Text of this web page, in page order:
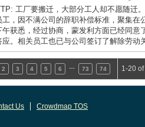
工厂要搬迁，大部分工人却不愿随迁
工，因不满公司的辞职补偿标准，聚集在
获悉，经过协商，蒙发利方面已经同意
应。相关员工也已与公司签订了解除劳动
2 3 4 5 6 73 74 1-20
Us Crowdmap TOS